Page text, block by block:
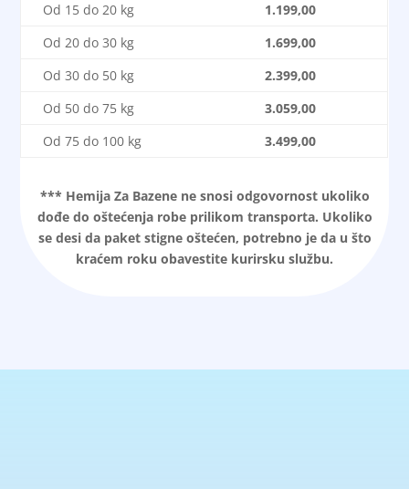
Od 15 do 20 kg
1.199,00
Od 20 do 30 kg
1.699,00
Od 30 do 50 kg
2.399,00
Od 50 do 75 kg
3.059,00
Od 75 do 100 kg
3.499,00
*** Hemija Za Bazene ne snosi odgovornost ukoliko
dođe do oštećenja robe prilikom transporta. Ukoliko
se desi da paket stigne oštećen, potrebno je da u što
kraćem roku obavestite kurirsku službu.